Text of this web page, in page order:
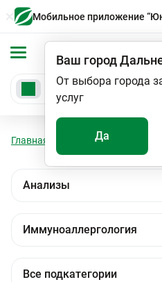
Мобильное приложение
Ваш город
От выбора города
услуг
Да
Главная Анализы